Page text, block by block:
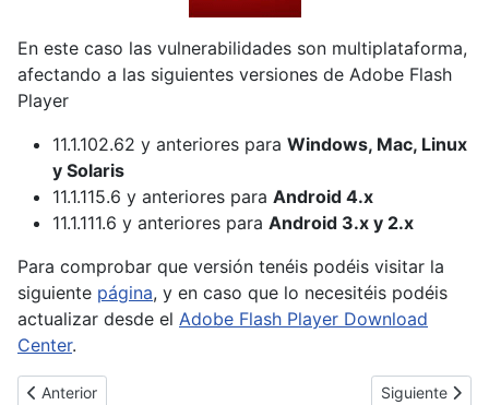
En este caso las vulnerabilidades son multiplataforma,
afectando a las siguientes versiones de Adobe Flash
Player
11.1.102.62 y anteriores para Windows, Mac, Linux
y Solaris
11.1.115.6 y anteriores para Android 4.x
11.1.111.6 y anteriores para Android 3.x y 2.x
Para comprobar que versión tenéis podéis visitar la
siguiente página, y en caso que lo necesitéis podéis
actualizar desde el Adobe Flash Player Download
Center.
Artículo anterior: Detenida la cúpula de Lulzsec
Anterior Artículo
Siguiente